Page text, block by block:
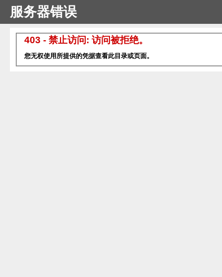
服务器错误
403 - 禁止访问: 访问被拒绝。
您无权使用所提供的凭据查看此目录或页面。